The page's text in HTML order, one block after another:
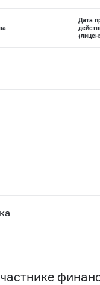
Дата